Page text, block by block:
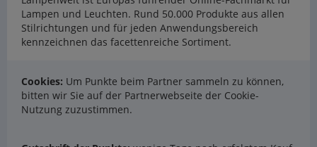
Lampen und Leuchten. Rund 50.000 Produkte aus allen
Stilrichtungen und für jeden Anwendungsbereich
kennzeichnen das facettenreiche Sortiment.
Cookies: Um Punkte beim Partner sammeln zu können,
bitten wir Sie auf der Partnerwebseite der Cookie-
Nutzung zuzustimmen.